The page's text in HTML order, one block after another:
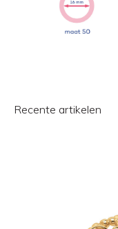
Recente artikelen